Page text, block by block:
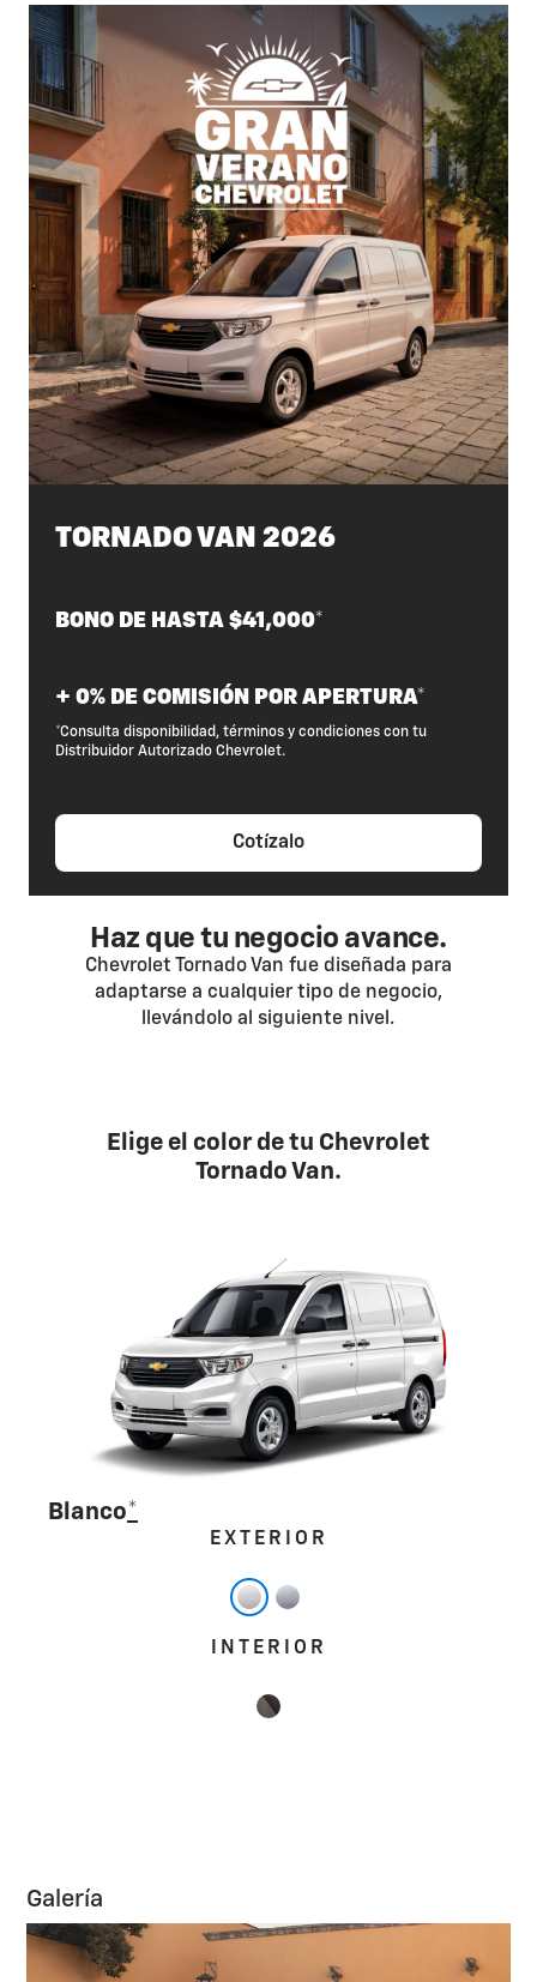
TORNADO VAN 2026
BONO DE HASTA $41,000*
+ 0% DE COMISIÓN POR APERTURA*
*Consulta disponibilidad, términos y condiciones con tu
Distribuidor Autorizado Chevrolet.
Cotízalo
Haz que tu negocio avance.
Chevrolet Tornado Van fue diseñada para
adaptarse a cualquier tipo de negocio,
llevándolo al siguiente nivel.
Elige el color de tu Chevrolet
Tornado Van.
EXTERIOR
INTERIOR
Blanco*
Galería